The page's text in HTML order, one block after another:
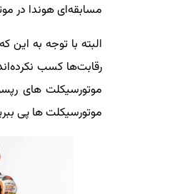
مسابقه‌ای هوندا در
موتورسیکلت های
موتورسیکلت ها پی